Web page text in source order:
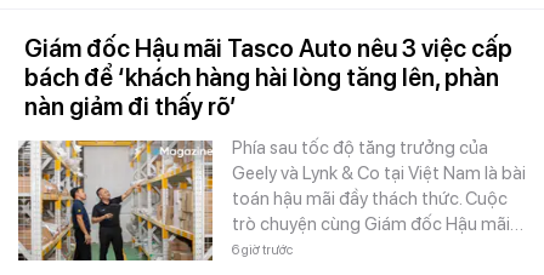
Giám đốc Hậu mãi Tasco Auto nêu 3 việc cấp
bách để ‘khách hàng hài lòng tăng lên, phàn
nàn giảm đi thấy rõ’
Phía sau tốc độ tăng trưởng của
Geely và Lynk & Co tại Việt Nam là bài
toán hậu mãi đầy thách thức. Cuộc
trò chuyện cùng Giám đốc Hậu mãi…
6 giờ trước